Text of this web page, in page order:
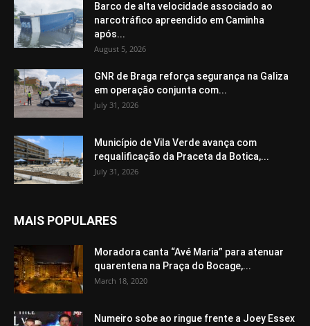
Barco de alta velocidade associado ao
narcotráfico apreendido em Caminha
após...
August 5, 2026
GNR de Braga reforça segurança na Galiza
em operação conjunta com...
July 31, 2026
Município de Vila Verde avança com
requalificação da Praceta da Botica,...
July 31, 2026
MAIS POPULARES
Moradora canta “Avé Maria” para atenuar
quarentena na Praça do Bocage,...
March 18, 2020
Numeiro sobe ao ringue frente a Joey Essex